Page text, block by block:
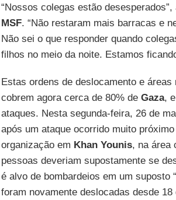
“Nossos colegas estão
MSF. “Não restaram mais barracas e
Não sei o que responder quando
filhos no meio da noite. Estamos
Estas ordens de deslocamento e
cobrem agora cerca de 80% de Gaza,
ataques. Nesta segunda-feira, 26 de
após um ataque ocorrido muito
organização em Khan Younis, na área
pessoas deveriam supostamente se
é alvo de bombardeios em um suposto
foram novamente deslocadas desde 18